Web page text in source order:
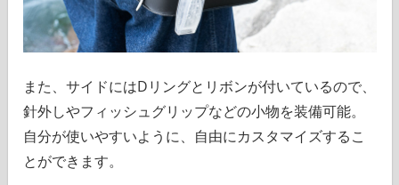
また、サイドにはDリングとリボンが付いているので、
針外しやフィッシュグリップなどの小物を装備可能。
自分が使いやすいように、自由にカスタマイズするこ
とができます。